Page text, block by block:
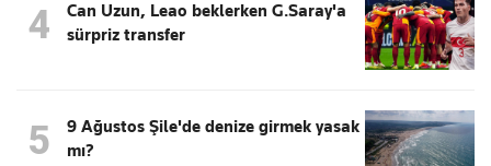
4
Can Uzun, Leao beklerken G.Saray'a
sürpriz transfer
5
9 Ağustos Şile'de denize girmek yasak
mı?